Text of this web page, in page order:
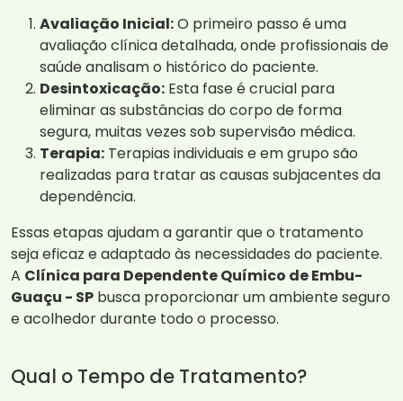
Avaliação Inicial:O primeiro passo é uma
avaliação clínica detalhada, onde profissionais de
saúde analisam o histórico do paciente.
Desintoxicação: Esta fase é crucial para
eliminar as substâncias do corpo de forma
segura, muitas vezes sob supervisão médica.
Terapia: Terapias individuais e em grupo são
realizadas para tratar as causas subjacentes da
dependência.
Essas etapas ajudam a garantir que o tratamento
seja eficaz e adaptado às necessidades do paciente.
A Clínica para Dependente Químico de Embu-
Guaçu - SP busca proporcionar um ambiente seguro
e acolhedor durante todo o processo.
Qual o Tempo de Tratamento?